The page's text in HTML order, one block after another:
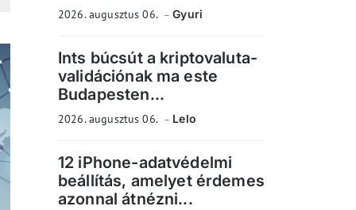
2026. augusztus 06. Gyuri
Ints búcsút a kriptovaluta-
validációnak ma este
Budapesten...
2026. augusztus 06. Lelo
12 iPhone-adatvédelmi
beállítás, amelyet érdemes
azonnal átnézni...